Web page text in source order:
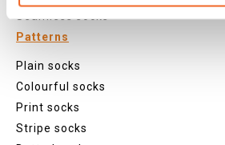
Seamless socks
Patterns
Plain socks
Colourful socks
Print socks
Stripe socks